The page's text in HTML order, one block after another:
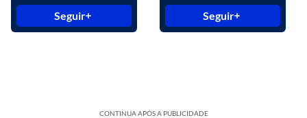
Seguir Seguir
CONTINUA APÓS A PUBLICIDADE